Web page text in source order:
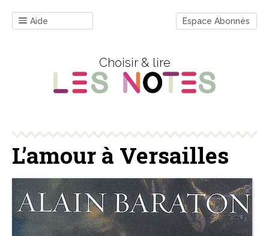
Aide Espace Abonnés
Choisir & lire
L’amour à Versailles